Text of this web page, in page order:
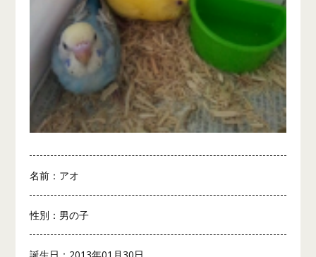
名前：アオ
性別：男の子
誕生日：2013年01月30日